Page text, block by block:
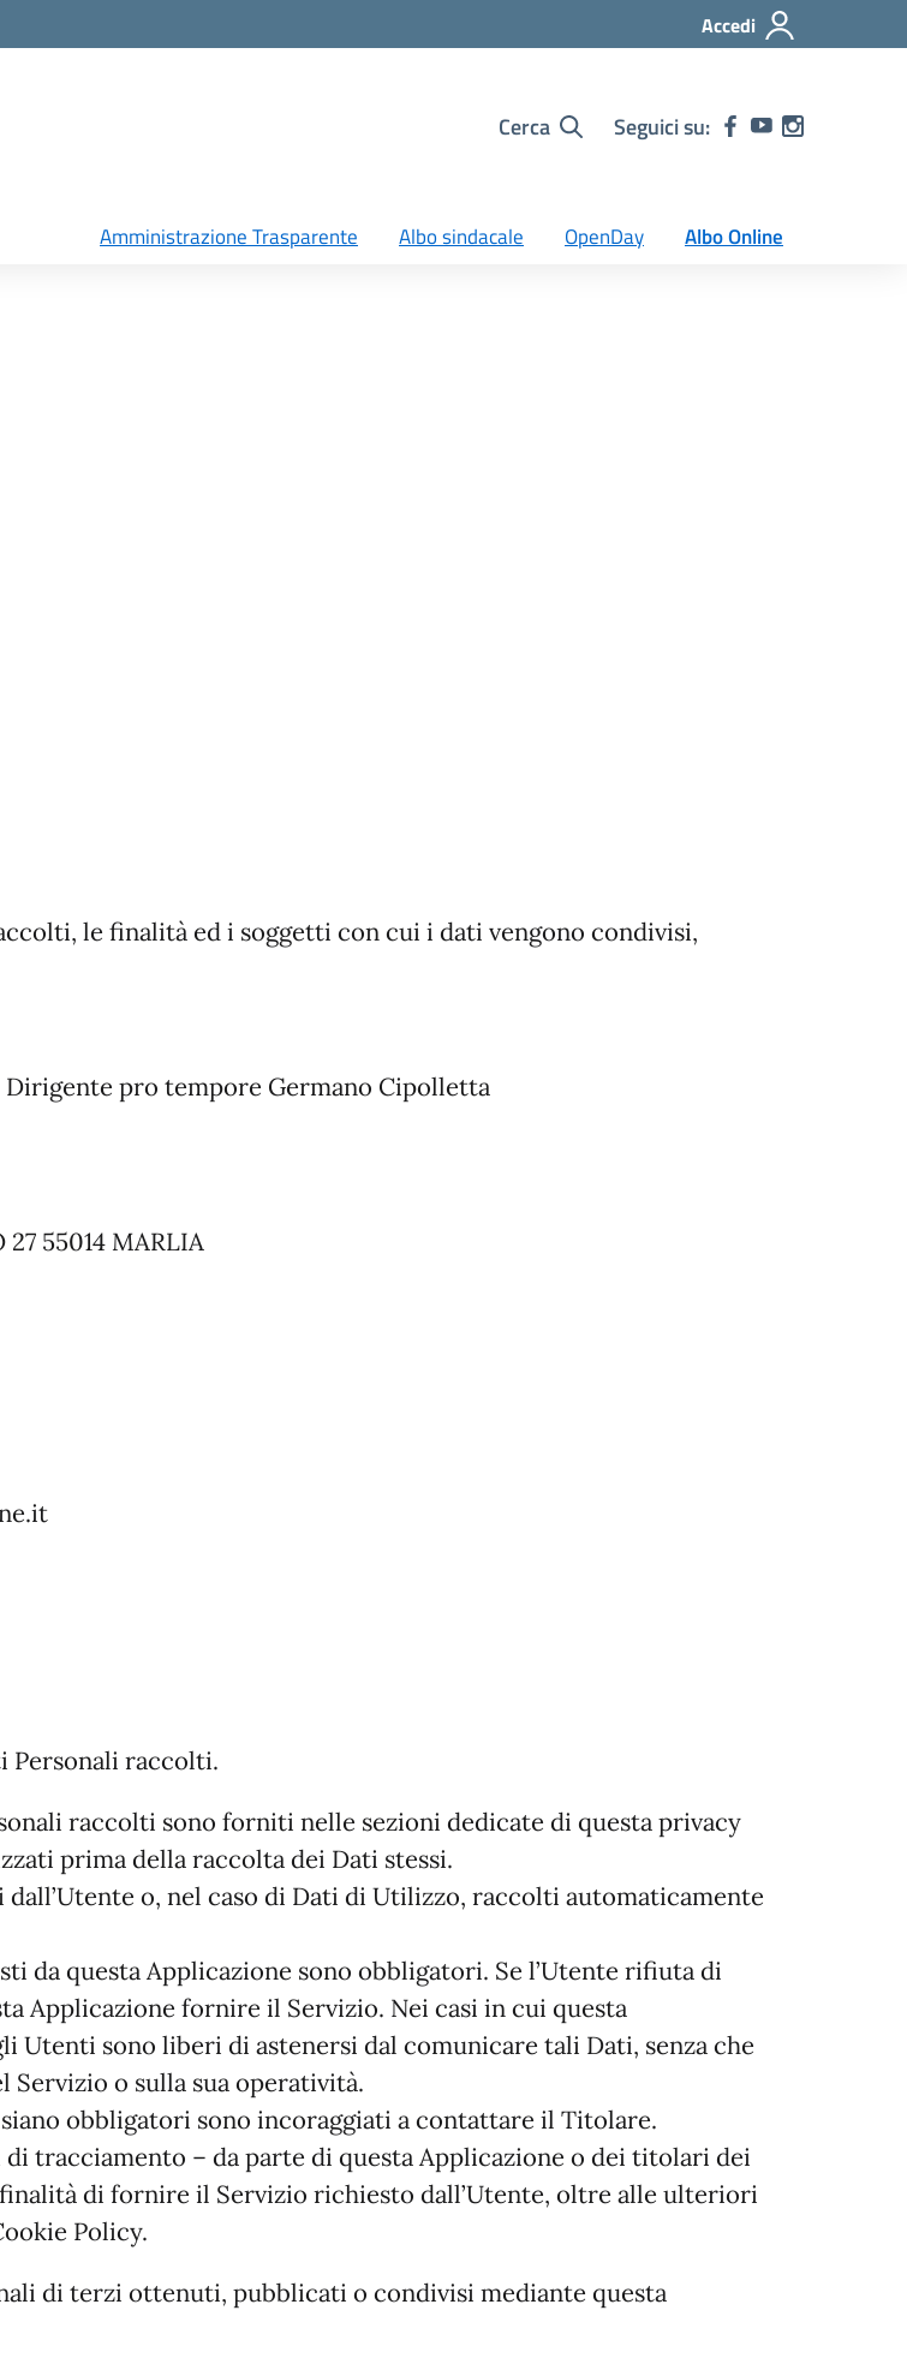
Accedi
Cerca Seguici su:
Amministrazione Trasparente Albo sindacale OpenDay Albo Online
le finalità ed i soggetti con cui i dati vengono condivisi,
pro tempore Germano Cipolletta
55014 MARLIA
Personali raccolti.
raccolti sono forniti nelle sezioni dedicate di questa privacy
prima della raccolta dei Dati stessi.
o, nel caso di Dati di Utilizzo, raccolti automaticamente
da questa Applicazione sono obbligatori. Se l’Utente rifiuta di
Applicazione fornire il Servizio. Nei casi in cui questa
sono liberi di astenersi dal comunicare tali Dati, senza che
Servizio o sulla sua operatività.
obbligatori sono incoraggiati a contattare il Titolare.
tracciamento – da parte di questa Applicazione o dei titolari dei
di fornire il Servizio richiesto dall’Utente, oltre alle ulteriori
Policy.
di terzi ottenuti, pubblicati o condivisi mediante questa